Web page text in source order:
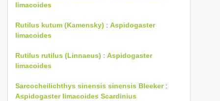
limacoides
Rutilus kutum (Kamensky) : Aspidogaster
limacoides
Rutilus rutilus (Linnaeus) : Aspidogaster
limacoides
Sarcocheilichthys sinensis sinensis Bleeker:
Aspidogaster limacoides Scardinius